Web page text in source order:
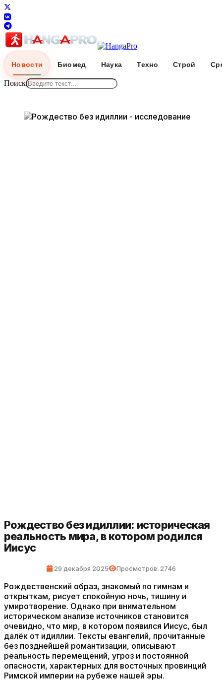
Новости Биомед Наука Техно Строй
Поиск
Рождество без идиллии: историческая
реальность мира, в котором родился
Иисус
29 декабря 2025 Просмотров: 2746
Рождественский образ, знакомый по гимнам и
открыткам, рисует спокойную ночь, тишину и
умиротворение. Однако при внимательном
историческом анализе источников становится
очевидно, что мир, в котором появился Иисус, был
далёк от идиллии. Тексты евангелий, прочитанные
без позднейшей романтизации, описывают
реальность перемещений, угроз и постоянной
опасности, характерных для восточных провинций
Римской империи на рубеже нашей эры.